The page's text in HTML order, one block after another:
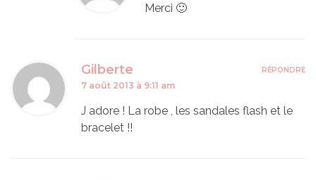
Merci 🙂
Gilberte
7 août 2013 à 9:11 am
J adore ! La robe , les sandales flash et le
bracelet !!
RÉPONDRE